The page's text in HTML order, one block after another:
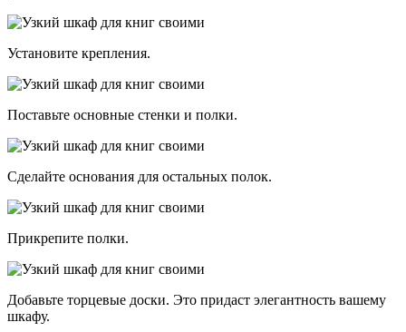
Установите крепления.
Поставьте основные стенки и полки.
Сделайте основания для остальных полок.
Прикрепите полки.
Добавьте торцевые доски. Это придаст элегантность вашему
шкафу.